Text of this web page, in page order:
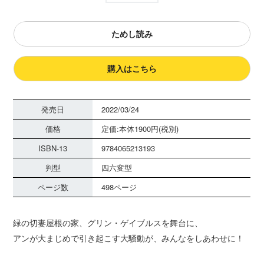
ためし読み
購入はこちら
発売日
2022/03/24
価格
定価:本体1900円(税別)
ISBN-13
9784065213193
判型
四六変型
ページ数
498ページ
緑の切妻屋根の家、グリン・ゲイブルスを舞台に、
アンが大まじめで引き起こす大騒動が、みんなをしあわせに！